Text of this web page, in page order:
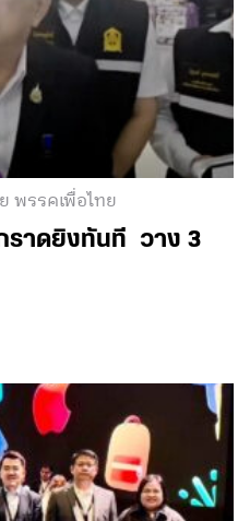
พรรคเพื่อไทย
ราดยิงทันที วาง 3